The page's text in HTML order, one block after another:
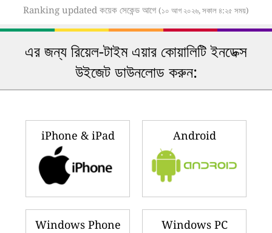
Ranking updated কয়েক সেকেন্ড আগে (১০ আগ ২০২৬, সকাল ৪:২৫ সময়)
এর জন্য রিয়েল-টাইম এয়ার কোয়ালিটি ইনডেক্স
উইজেট ডাউনলোড করুন:
iPhone & iPad Android
Windows Phone Windows PC